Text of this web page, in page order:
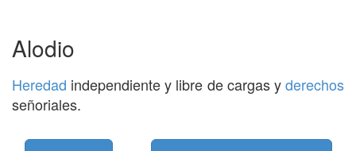
Alodio
Heredad independiente y libre de cargas yderechos
señoriales.